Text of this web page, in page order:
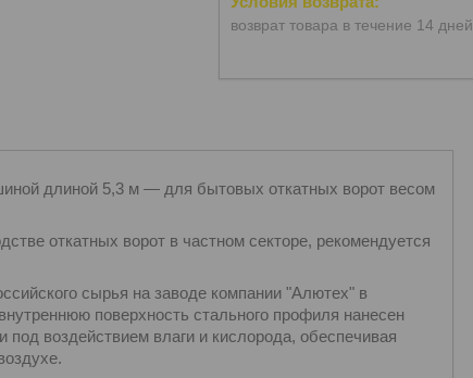
возврат товара в течение 14 дней
длиной 5,3 м — для бытовых откатных ворот весом
откатных ворот в частном секторе, рекомендуется
сырья на заводе компании "Алютех" в
поверхность стального профиля нанесен
воздействием влаги и кислорода, обеспечивая